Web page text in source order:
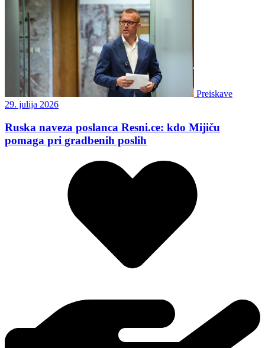
Preiskave
29. julija 2026
Ruska naveza poslanca Resni.ce: kdo Mijiču
pomaga pri gradbenih poslih